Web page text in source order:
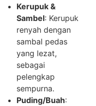
Kerupuk &
Sambel: Kerupuk
renyah dengan
sambal pedas
yang lezat,
sebagai
pelengkap
sempurna.
Puding/Buah: